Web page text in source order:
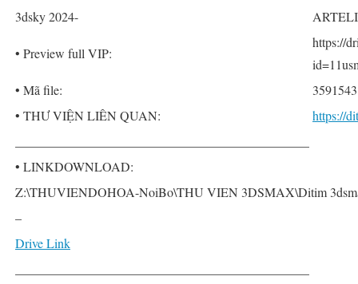
3dsky 2024-
• Preview full VIP:
https://
• Mã file:
• THƯ VIỆN LIÊN QUAN:
https://
• LINKDOWNLOAD:
Z:\THUVIENDOHOA-NoiBo\THU VIEN 3DSMAX\Ditim
–
Drive Link